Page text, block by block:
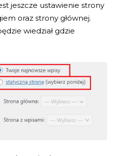
jeszcze ustawienie strony
oraz strony głównej.
wiedział gdzie